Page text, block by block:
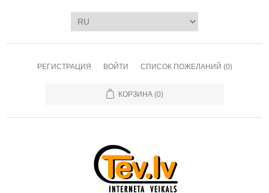
РЕГИСТРАЦИЯ ВОЙТИ СПИСОК ПОЖЕЛАНИЙ (0)
КОРЗИНА (0)